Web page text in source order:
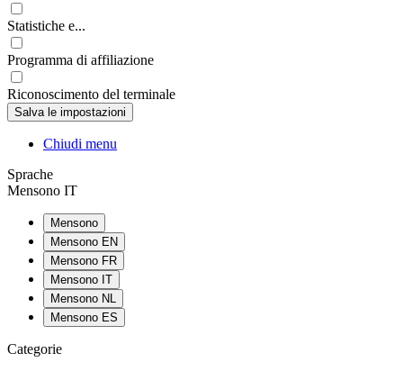
Statistiche e...
Programma di affiliazione
Riconoscimento del terminale
Chiudi menu
Sprache
Mensono IT
Mensono
Mensono EN
Mensono FR
Mensono IT
Mensono NL
Mensono ES
Categorie